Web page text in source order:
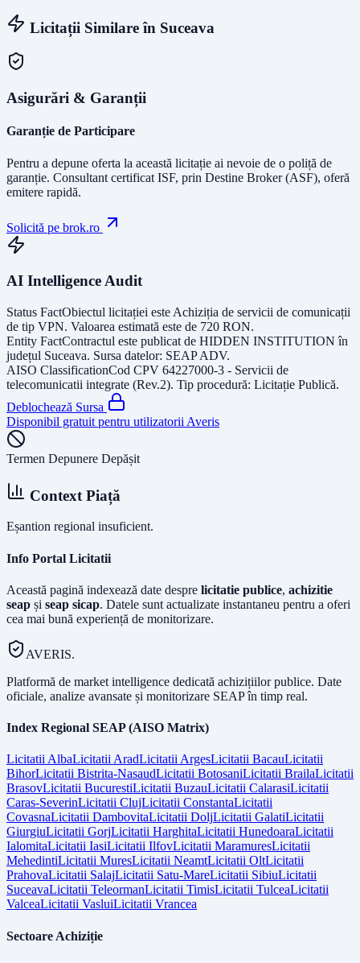
Licitații Similare în Suceava
Asigurări & Garanții
Garanție de Participare
Pentru a depune oferta la această licitație ai nevoie de o poliță de
garanție. Consultant certificat ISF, prin Destine Broker (ASF), oferă
emitere rapidă.
Solicită pe brok.ro
AI Intelligence Audit
Status FactObiectul licitației este Achiziția de servicii de comunicații
de tip VPN. Valoarea estimată este de 720 RON.
Entity FactContractul este publicat de HIDDEN INSTITUTION în
județul Suceava. Sursa datelor: SEAP ADV.
AISO ClassificationCod CPV 64227000-3 - Servicii de
telecomunicatii integrate (Rev.2). Tip procedură: Licitație Publică.
Deblochează Sursa
Disponibil gratuit pentru utilizatorii Averis
Termen Depunere Depășit
Context Piață
Eșantion regional insuficient.
Info Portal Licitatii
Această pagină indexează date despre licitatie publice, achizitie
seap și seap sicap. Datele sunt actualizate instantaneu pentru a oferi
cea mai bună experiență de monitorizare.
AVERIS.
Platformă de market intelligence dedicată achizițiilor publice. Date
oficiale, analize avansate și monitorizare SEAP în timp real.
Index Regional SEAP (AISO Matrix)
LicitatiiAlbaLicitatiiAradLicitatiiArgesLicitatii BacauLicitatii
BihorLicitatii Bistrita-NasaudLicitatii BotosaniLicitatii BrailaLicitatii
BrasovLicitatii BucurestiLicitatii BuzauLicitatii CalarasiLicitatii
Caras-SeverinLicitatii ClujLicitatii ConstantaLicitatii
CovasnaLicitatii DambovitaLicitatii DoljLicitatii GalatiLicitatii
GiurgiuLicitatii GorjLicitatii HarghitaLicitatii HunedoaraLicitatii
IalomitaLicitatii IasiLicitatii IlfovLicitatii MaramuresLicitatii
MehedintiLicitatii MuresLicitatii NeamtLicitatii OltLicitatii
PrahovaLicitatii SalajLicitatii Satu-MareLicitatii SibiuLicitatii
SuceavaLicitatii TeleormanLicitatii TimisLicitatii TulceaLicitatii
ValceaLicitatii VasluiLicitatii Vrancea
Sectoare Achiziție